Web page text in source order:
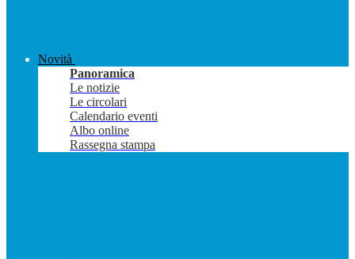
Novità
Panoramica
Le notizie
Le circolari
Calendario eventi
Albo online
Rassegna stampa